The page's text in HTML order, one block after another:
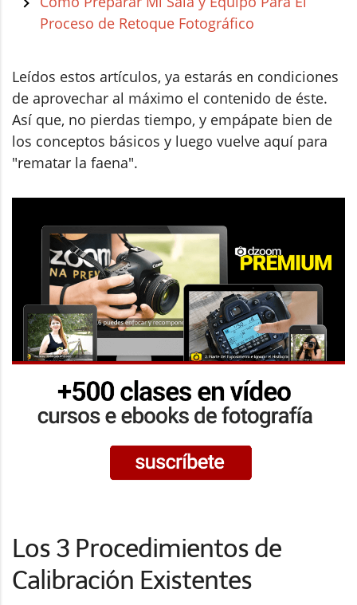
Proceso de Retoque Fotográfico
Leídos estos artículos, ya estarás en condiciones
de aprovechar al máximo el contenido de éste.
Así que, no pierdas tiempo, y empápate bien de
los conceptos básicos y luego vuelve aquí para
"rematar la faena".
Los 3 Procedimientos de
Calibración Existentes